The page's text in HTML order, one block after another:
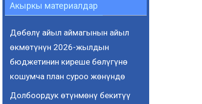
Акыркы материалдар
Дөбөлү айыл аймагынын айыл
өкмөтүнүн 2026-жылдын
бюджетинин киреше бөлүгүнө
кошумча план суроо жөнүндө
Долбоордук өтүнмөнү бекитүү